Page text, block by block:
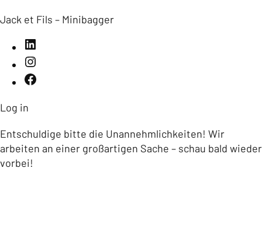
Jack et Fils – Minibagger
Log in
Entschuldige bitte die Unannehmlichkeiten! Wir
arbeiten an einer großartigen Sache – schau bald wieder
vorbei!